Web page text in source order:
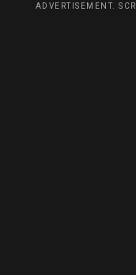
ADVERTISEMENT.